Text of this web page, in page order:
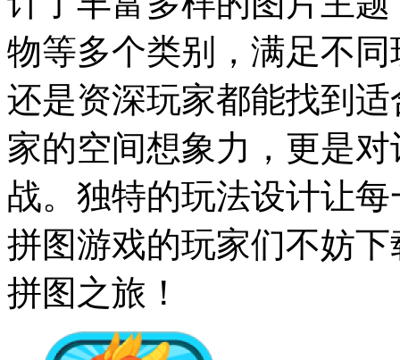
物等多个类别，满足不
还是资深玩家都能找到
家的空间想象力，更是
战。独特的玩法设计让
拼图游戏的玩家们不妨
拼图之旅！